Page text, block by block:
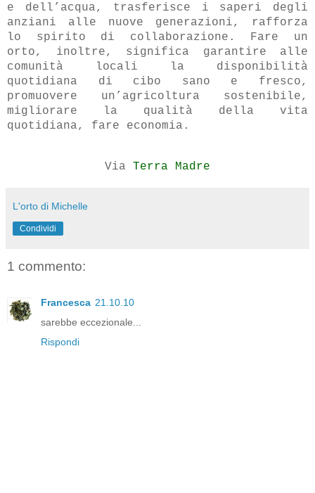
e dell’acqua, trasferisce i saperi degli
anziani alle nuove generazioni, rafforza
lo spirito di collaborazione. Fare un
orto, inoltre, significa garantire alle
comunità locali la disponibilità
quotidiana di cibo sano e fresco,
promuovere un’agricoltura sostenibile,
migliorare la qualità della vita
quotidiana, fare economia.
Via Terra Madre
L'orto di Michelle
Condividi
1 commento:
Francesca 21.10.10
sarebbe eccezionale...
Rispondi